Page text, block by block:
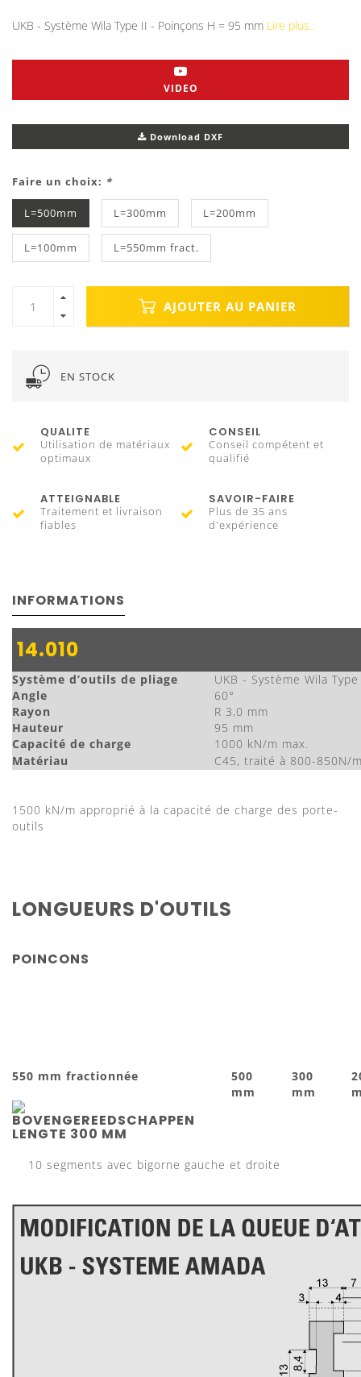
UKB - Système Wila Type II - Poinçons H = 95 mm Lire plus..
VIDEO
Download DXF
Faire un choix: *
L=500mm L=300mm L=200mm
L=100mm L=550mm fract.
AJOUTER AU PANIER
EN STOCK
QUALITE
Utilisation de matériaux
optimaux
CONSEIL
Conseil compétent et
qualifié
ATTEIGNABLE
Traitement et livraison
fiables
SAVOIR-FAIRE
Plus de 35 ans
d'expérience
INFORMATIONS
14.010
Système d’outils de pliage
UKB - Système Wila
Angle
60°
Rayon
R 3,0 mm
Hauteur
95 mm
Capacité de charge
1000 kN/m max.
Matériau
C45, traité à 800-850N/
1500 kN/m approprié à la capacité de charge des porte-
outils
LONGUEURS D'OUTILS
POINCONS
550 mm fractionnée
500
mm
300
mm
10 segments avec bigorne gauche et droite